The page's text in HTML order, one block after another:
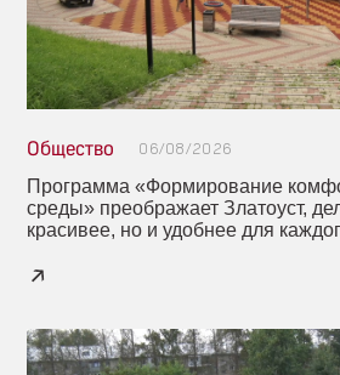
Общество 06/08/2026
Программа «Формирование
среды» преображает Златоуст,
красивее, но и удобнее для